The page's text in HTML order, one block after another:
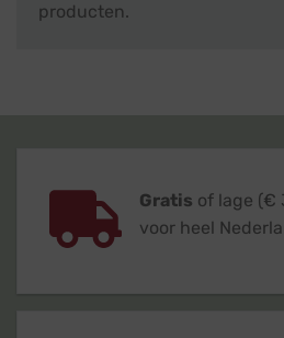
producten.
Gratis of lage (€
voor heel